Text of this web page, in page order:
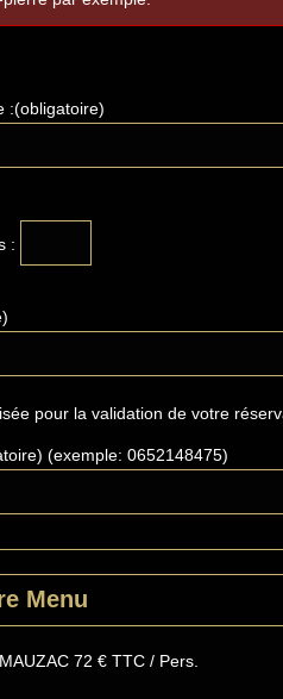
:(obligatoire)
:
pour la validation de votre
(exemple: 0652148475)
Menu
72 € TTC / Pers.